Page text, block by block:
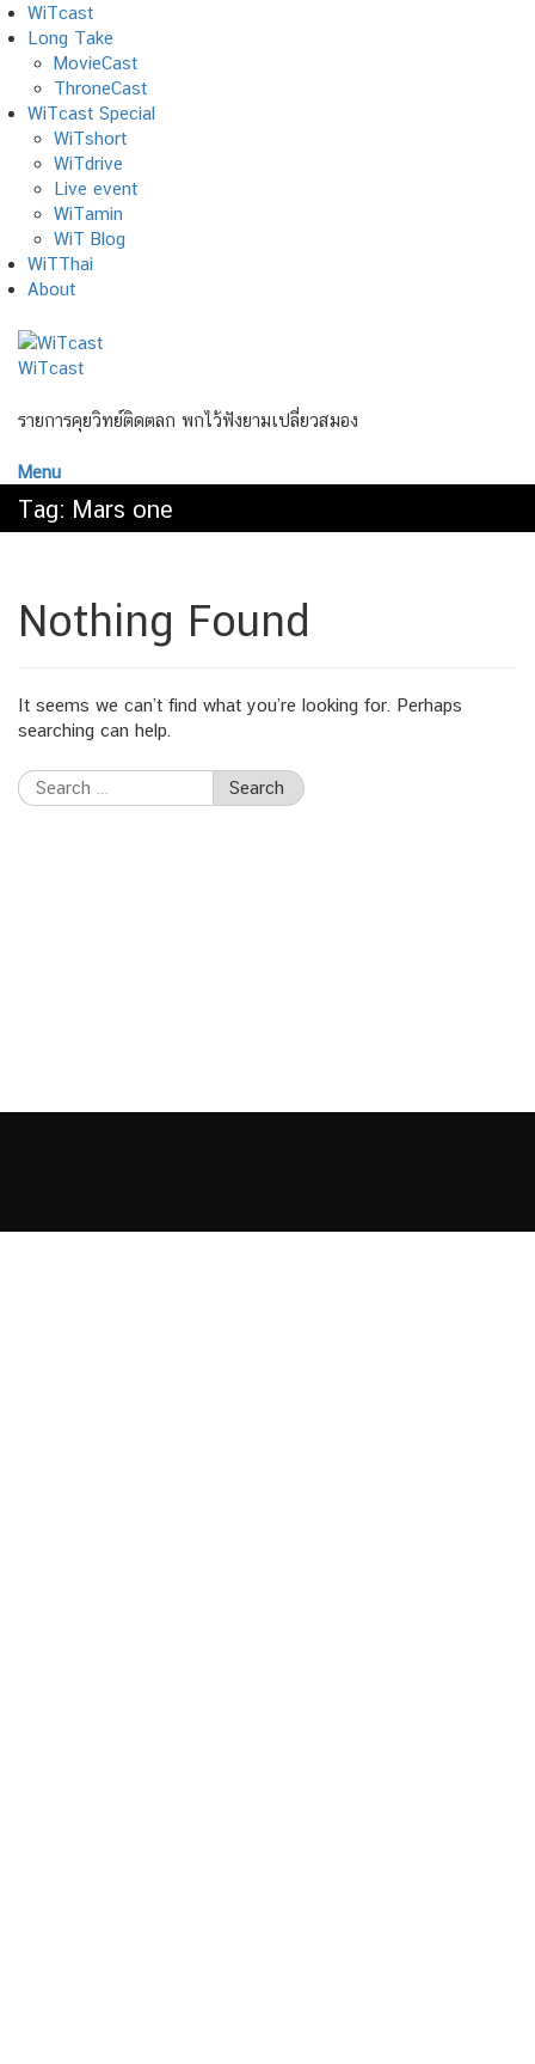
Skip
to
content
WiTcast
Long Take
MovieCast
ThroneCast
WiTcast Special
WiTshort
WiTdrive
Live event
WiTamin
WiT Blog
WiTThai
About
WiTcast
รายการคุยวิทย์ติดตลก พกไว้ฟังยามเปลี่ยวสมอง
Menu
Tag: Mars one
Nothing Found
It seems we can’t find what you’re looking for. Perhaps
searching can help.
Search
for: